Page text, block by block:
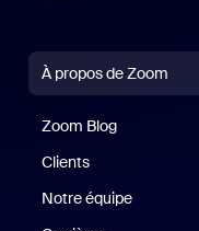
À propos de Zoom
Zoom Blog
Clients
Notre équipe